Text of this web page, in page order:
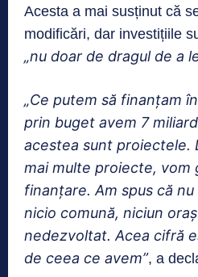
Acesta a mai susținut că
modificări, dar investițiile
„nu doar de dragul de a
„Ce putem să finanțam
prin buget avem 7
acestea sunt proiectele.
mai multe proiecte, vom
finanțare. Am spus că
nicio comună, niciun
nedezvoltat. Acea cifră
de ceea ce avem”, a